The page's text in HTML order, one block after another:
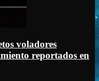
voladores
reportados en